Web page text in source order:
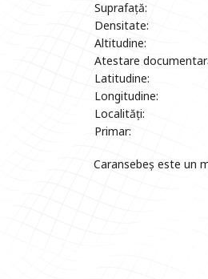
Suprafață:
Densitate:
Altitudine:
Atestare
Latitudine:
Longitudine:
Localități:
Primar:
Caransebeș este un